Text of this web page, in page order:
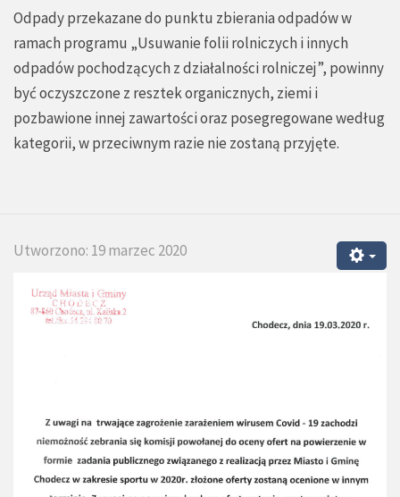
Odpady przekazane do punktu zbierania odpadów w
ramach programu „Usuwanie folii rolniczych i innych
odpadów pochodzących z działalności rolniczej”, powinny
być oczyszczone z resztek organicznych, ziemi i
pozbawione innej zawartości oraz posegregowane według
kategorii, w przeciwnym razie nie zostaną przyjęte.
Utworzono: 19 marzec 2020